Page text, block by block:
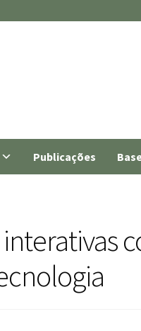
Publicações
interativas